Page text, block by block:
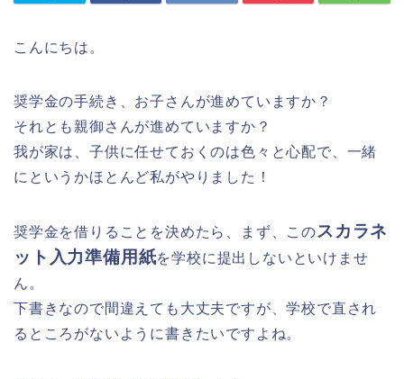
こんにちは。
奨学金の手続き、お子さんが進めていますか？
それとも親御さんが進めていますか？
我が家は、子供に任せておくのは色々と心配で、一緒
にというかほとんど私がやりました！
奨学金を借りることを決めたら、まず、このスカラネ
ット入力準備用紙を学校に提出しないといけませ
ん。
下書きなので間違えても大丈夫ですが、学校で直され
るところがないように書きたいですよね。